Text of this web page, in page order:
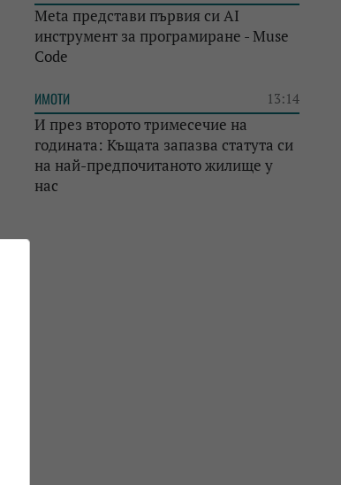
Meta представи първия си AI
инструмент за програмиране - Muse
Code
ИМОТИ 13:14
И през второто тримесечие на
годината: Къщата запазва статута си
на най-предпочитаното жилище у
нас